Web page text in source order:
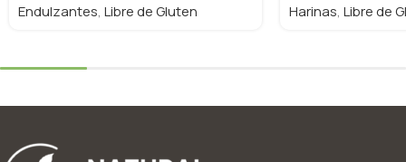
Endulzantes, Libre de Gluten
Harinas, Libre de